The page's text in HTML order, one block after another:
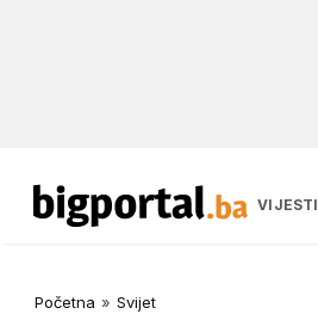
VIJESTI
Početna » Svijet